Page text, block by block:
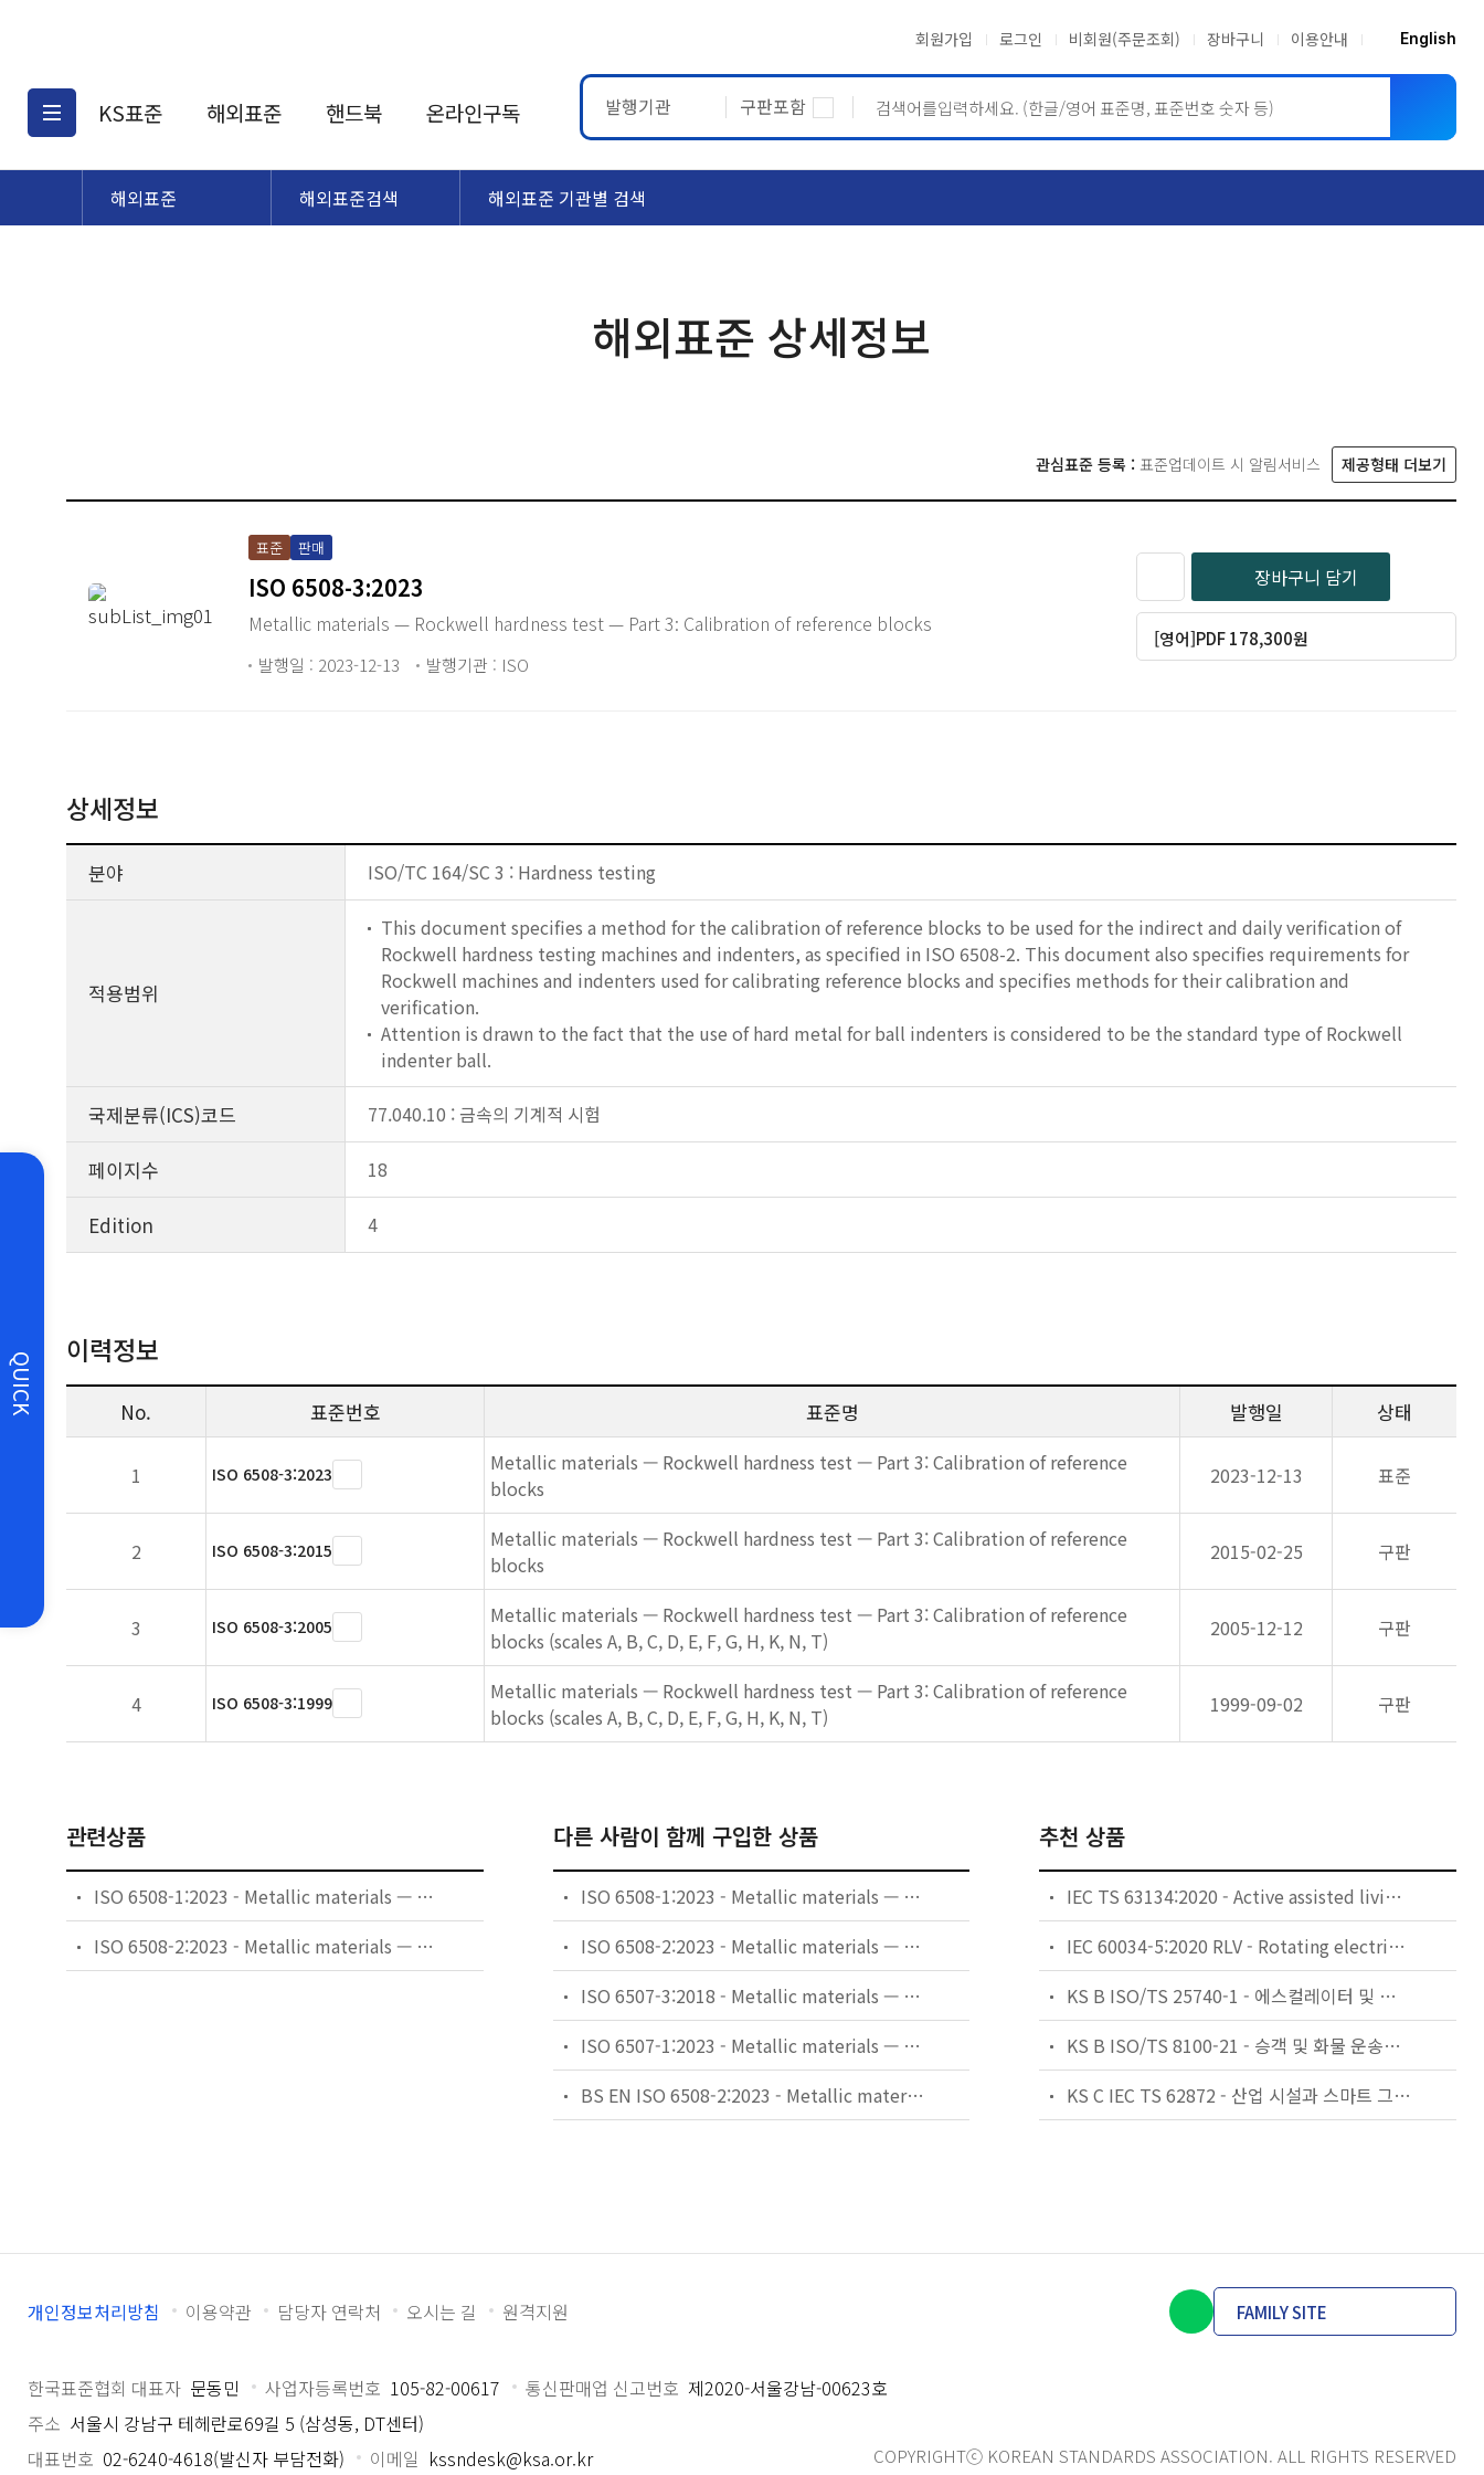
회원가입 로그인 비회원(주문조회) 장바구니 이용안내 English
KS표준
KS표준검색
해외표준
해외표준검색
핸드북 온라인구독 발행기관 구판포함
QUICK
해외표준 해외표준검색 해외표준 기관별 검색
해외표준 상세정보
관심표준 등록 : 표준업데이트 시 알림서비스 제공형태 더보기
표준 판매
ISO 6508-3:2023
Metallic materials — Rockwell hardness test — Part 3: Calibration of reference blocks
발행일 : 2023-12-13 발행기관 : ISO
장바구니 담기
[영어]PDF 178,300원
상세정보
분야 ISO/TC 164/SC 3 : Hardness testing
적용범위
This document specifies a method for the calibration of reference blocks to be used for the indirect and daily verification of
Rockwell hardness testing machines and indenters, as specified in ISO 6508-2. This document also specifies requirements for
Rockwell machines and indenters used for calibrating reference blocks and specifies methods for their calibration and
verification.
Attention is drawn to the fact that the use of hard metal for ball indenters is considered to be the standard type of Rockwell
indenter ball.
국제분류(ICS)코드 77.040.10 : 금속의 기계적 시험
페이지수 18
Edition 4
이력정보
No. 표준번호 표준명 발행일 상태
1 ISO 6508-3:2023
Metallic materials — Rockwell hardness test — Part 3: Calibration of reference
blocks
2023-12-13 표준
2 ISO 6508-3:2015
Metallic materials — Rockwell hardness test — Part 3: Calibration of reference
blocks
2015-02-25 구판
3 ISO 6508-3:2005
Metallic materials — Rockwell hardness test — Part 3: Calibration of reference
blocks (scales A, B, C, D, E, F, G, H, K, N, T)
2005-12-12 구판
4 ISO 6508-3:1999
Metallic materials — Rockwell hardness test — Part 3: Calibration of reference
blocks (scales A, B, C, D, E, F, G, H, K, N, T)
1999-09-02 구판
관련상품
ISO 6508-1:2023 - Metallic materials — Rockwell hardness test — Part 1: Test method
ISO 6508-2:2023 - Metallic materials — Rockwell hardness test — Part 2: Verification and calibration of testing machines and indenters
다른 사람이 함께 구입한 상품
ISO 6508-1:2023 - Metallic materials — Rockwell hardness test — Part 1: Test method
ISO 6508-2:2023 - Metallic materials — Rockwell hardness test — Part 2: Verification and calibration of testing machines and indenters
ISO 6507-3:2018 - Metallic materials — Vickers hardness test — Part 3: Calibration of reference blocks
ISO 6507-1:2023 - Metallic materials — Vickers hardness test — Part 1: Test method
BS EN ISO 6508-2:2023 - Metallic materials. Rockwell hardness test. Verification and calibration of testing machines and indenters.
추천 상품
IEC TS 63134:2020 - Active assisted living (AAL) use cases
IEC 60034-5:2020 RLV - Rotating electrical machines - Part 5: Degrees of protection provided by the integral design of rotating electrical machines (IP code) - Classification
KS B ISO/TS 25740-1 - 에스컬레이터 및 무빙워크에 대한 안전요건 — 제1부: 세계공통 필수 안전요건(GESRs)
KS B ISO/TS 8100-21 - 승객 및 화물 운송용 엘리베이터 —제21부: 세계공통 필수안전요건(GESRs)을 충족하는 세계공통 안전 파라미터(GSPs)
KS C IEC TS 62872 - 산업 시설과 스마트 그리드 사이의 산업 공정 측정, 제어 및 자동화 시스템 인터페이스
개인정보처리방침 이용약관 담당자 연락처 오시는 길 원격지원 FAMILY SITE
한국표준협회 대표자 문동민 사업자등록번호 105-82-00617 통신판매업 신고번호 제2020-서울강남-00623호
주소 서울시 강남구 테헤란로69길 5 (삼성동, DT센터)
대표번호 02-6240-4618(발신자 부담전화) 이메일 kssndesk@ksa.or.kr COPYRIGHTⓒ KOREAN STANDARDS ASSOCIATION. ALL RIGHTS RESERVED